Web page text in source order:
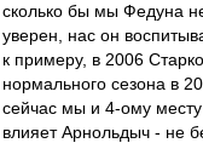
сколько бы мы Федуна
уверен, нас он
к примеру, в 2006
нормального сезона в
сейчас мы и 4-ому
влияет Арнольдыч - не